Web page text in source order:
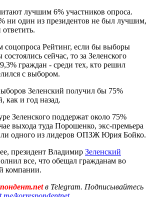
лучшим 6% участников опроса.
ни один из президентов не был лучшим,
Рейтинг, если бы выборы
сейчас, то за Зеленского
граждан - среди тех, кто решил
с выбором.
Зеленский получил бы 75%
как и год назад.
Зеленского поддержат около 75%
выхода туда Порошенко, экс-премьера
одного из лидеров ОПЗЖ Юрия Бойко.
президент Владимир Зеленский
все, что обещал гражданам во
компании.
в Telegram. Подписывайтесь